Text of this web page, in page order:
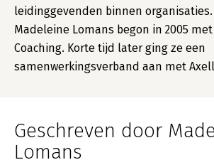
leidinggevenden binnen organisaties.
Madeleine Lomans begon in 2005
Coaching. Korte tijd later ging ze een
samenwerkingsverband aan met
Geschreven door
Lomans